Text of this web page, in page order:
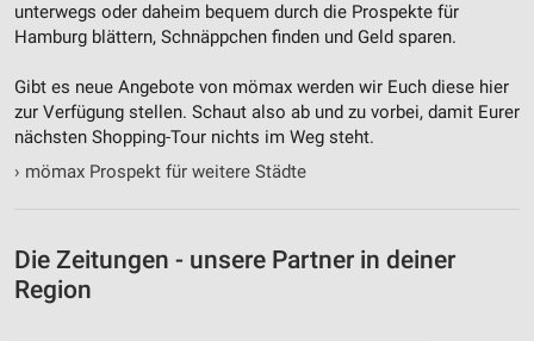
unterwegs oder daheim bequem durch die Prospekte für
Hamburg blättern, Schnäppchen finden und Geld sparen.
Gibt es neue Angebote von mömax werden wir Euch diese hier
zur Verfügung stellen. Schaut also ab und zu vorbei, damit Eurer
nächsten Shopping-Tour nichts im Weg steht.
› mömax Prospekt für weitere Städte
Die Zeitungen - unsere Partner in deiner
Region
Verwendung von Profilen zur Auswahl
personalisierter Inhalte
Messung der Werbeleistung
Messung der Performance von Inhalten
Entwicklung und Verbesserung der Angebote